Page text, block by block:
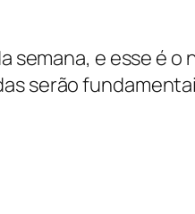
semana, e esse é o
serão